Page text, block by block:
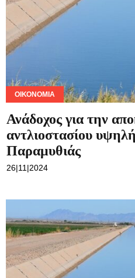
ΟΙΚΟΝΟΜΊΑ
Ανάδοχος για την
αντλιοστασίου
Παραμυθιάς
26|11|2024